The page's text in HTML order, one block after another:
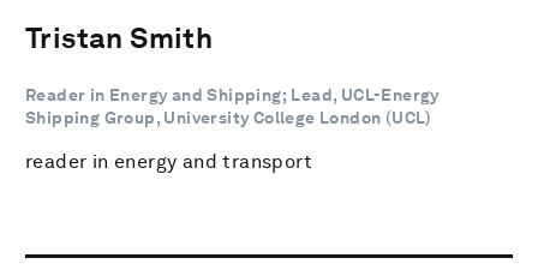
Tristan Smith
Reader in Energy and Shipping; Lead, UCL-Energy
Shipping Group, University College London (UCL)
reader in energy and transport